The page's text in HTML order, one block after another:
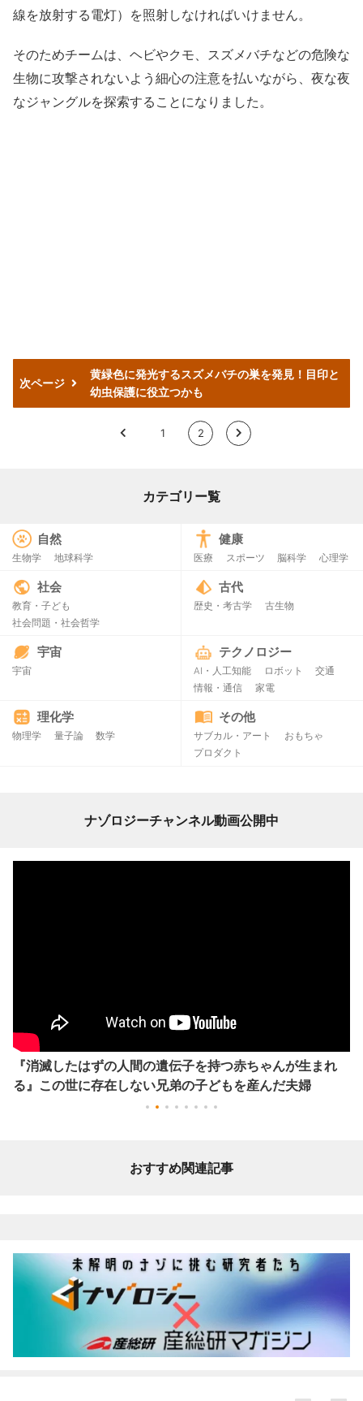
線を放射する電灯）を照射しなければいけません。
そのためチームは、ヘビやクモ、スズメバチなどの危険な
生物に攻撃されないよう細心の注意を払いながら、夜な夜
なジャングルを探索することになりました。
次ページ
黄緑色に発光するスズメバチの巣を発見！目印と
幼虫保護に役立つかも
< 1 2 >
カテゴリー覧
自然
生物学 地球科学
健康
医療 スポーツ 脳科学 心理学
社会
教育・子ども
社会問題・社会哲学
古代
歴史・考古学 古生物
宇宙
宇宙
テクノロジー
AI・人工知能 ロボット
交通
情報・通信
家電
理化学
物理学 量子論 数学
その他
サブカル・アート
おもちゃ
プロダクト
ナゾロジーチャンネル動画公開中
『消滅したはずの人間の遺伝子を持つ赤ちゃんが生まれ
る』この世に存在しない兄弟の子どもを産んだ夫婦
おすすめ関連記事